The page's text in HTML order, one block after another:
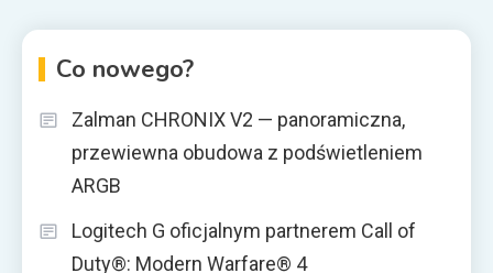
Co nowego?
Zalman CHRONIX V2 — panoramiczna,
przewiewna obudowa z podświetleniem
ARGB
Logitech G oficjalnym partnerem Call of
Duty®: Modern Warfare® 4